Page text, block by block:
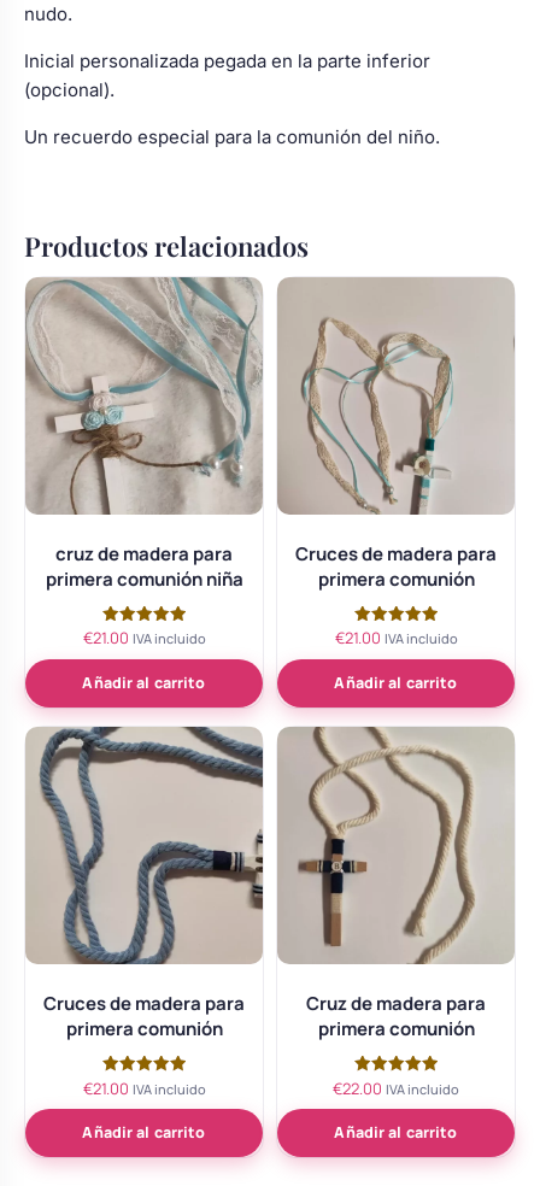
nudo.
Inicial personalizada pegada en la parte inferior
(opcional).
Un recuerdo especial para la comunión del niño.
Productos relacionados
cruz de madera para
primera comunión niña
Valorado
5.00
de 5
€21.00 IVA incluido
Añadir al carrito
Cruces de madera para
primera comunión
Valorado
5.00
de 5
€21.00 IVA incluido
Añadir al carrito
Cruces de madera para
primera comunión
Valorado
de 5
€21.00 IVA incluido
Añadir al carrito
Cruz de madera para
primera comunión
Valorado
de 5
€22.00 IVA incluido
Añadir al carrito